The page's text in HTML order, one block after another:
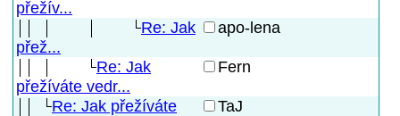
přežív...
Re: Jak
přež...
apo-lena
Re: Jak
přežíváte vedr...
Fern
Re: Jak přežíváte
TaJ